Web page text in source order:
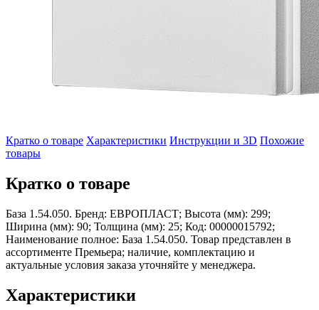
Кратко о товаре Характеристики Инструкции и 3D Похожие
товары
Кратко о товаре
База 1.54.050. Бренд: ЕВРОПЛАСТ; Высота (мм): 299;
Ширина (мм): 90; Толщина (мм): 25; Код: 00000015792;
Наименование полное: База 1.54.050. Товар представлен в
ассортименте Премьера; наличие, комплектацию и
актуальные условия заказа уточняйте у менеджера.
Характеристики